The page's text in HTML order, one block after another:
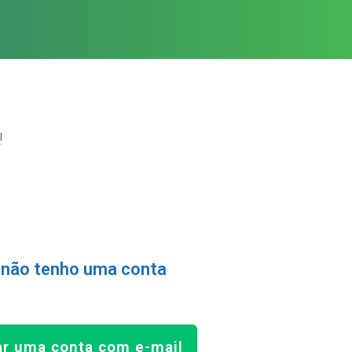
tenho uma conta
uma conta com e-mail